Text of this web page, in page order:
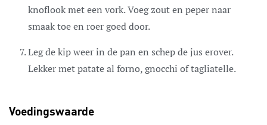
knoflook met een vork. Voeg zout en peper naar
smaak toe en roer goed door.
Leg de kip weer in de pan en schep de jus erover.
Lekker met patate al forno, gnocchi of tagliatelle.
Voedingswaarde